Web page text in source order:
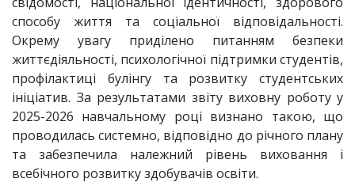
способу життя та соціальної відповідальності.
Окрему увагу приділено питанням безпеки
життєдіяльності, психологічної підтримки студентів,
профілактиці булінгу та розвитку студентських
ініціатив. За результатами звіту виховну роботу у
2025-2026 навчальному році визнано такою, що
проводилась системно, відповідно до річного плану
та забезпечила належний рівень виховання і
всебічного розвитку здобувачів освіти.